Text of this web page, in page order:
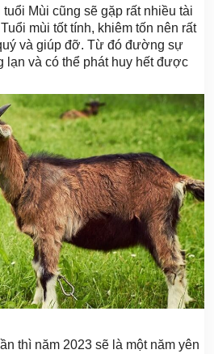
Mùi cũng sẽ gặp rất nhiều tài
mùi tốt tính, khiêm tốn nên rất
và giúp đỡ. Từ đó đường sự
lạn và có thể phát huy hết được
thì năm 2023 sẽ là một năm yên